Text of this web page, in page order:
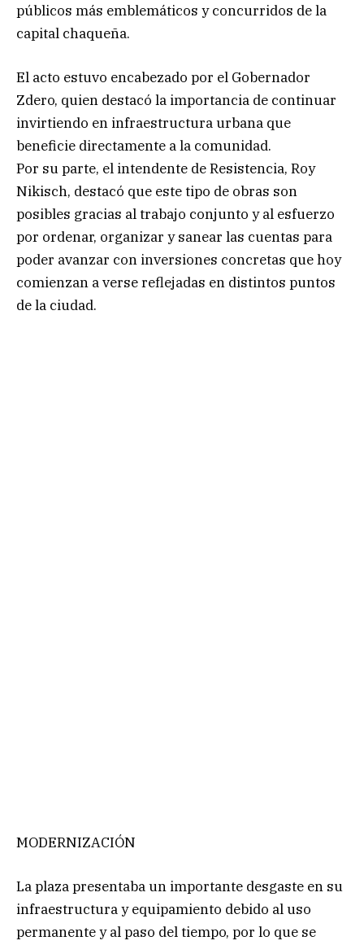
públicos más emblemáticos y concurridos de la
capital chaqueña.
El acto estuvo encabezado por el Gobernador
Zdero, quien destacó la importancia de continuar
invirtiendo en infraestructura urbana que
beneficie directamente a la comunidad.
Por su parte, el intendente de Resistencia, Roy
Nikisch, destacó que este tipo de obras son
posibles gracias al trabajo conjunto y al esfuerzo
por ordenar, organizar y sanear las cuentas para
poder avanzar con inversiones concretas que hoy
comienzan a verse reflejadas en distintos puntos
de la ciudad.
MODERNIZACIÓN
La plaza presentaba un importante desgaste en su
infraestructura y equipamiento debido al uso
permanente y al paso del tiempo, por lo que se